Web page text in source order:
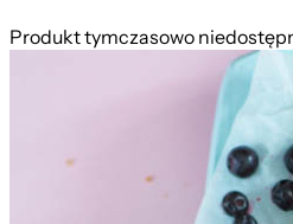
Produkt tymczasowo